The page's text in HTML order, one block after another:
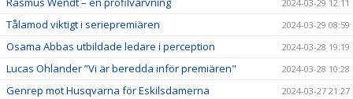
2024-03-29 12:11
Tålamod viktigt i seriepremiären 2024-03-29 08:59
Osama Abbas utbildade ledare i perception 2024-03-28 19:19
Lucas Ohlander ”Vi är beredda inför premiären" 2024-03-28 10:28
Genrep mot Husqvarna för Eskilsdamerna 2024-03-27 21:27